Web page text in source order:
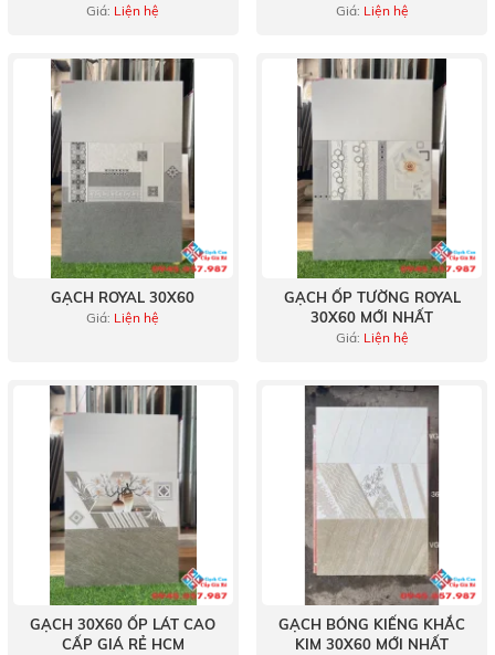
Giá: Liện hệ Giá: Liện hệ
GẠCH ROYAL 30X60
Giá: Liện hệ
GẠCH ỐP TƯỜNG ROYAL
30X60 MỚI NHẤT
Giá: Liện hệ
GẠCH 30X60 ỐP LÁT CAO
CẤP GIÁ RẺ HCM
GẠCH BÓNG KIẾNG KHẮC
KIM 30X60 MỚI NHẤT